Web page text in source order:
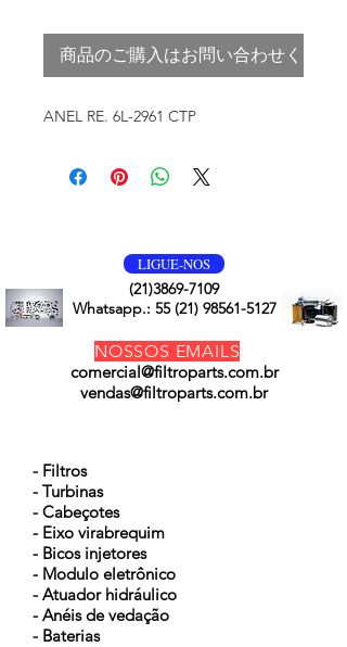
商品のご購入はお問い合わせください
ANEL RE. 6L-2961 CTP
LIGUE-NOS
(21)3869-7109
Whatsapp.: 55 (21) 98561-5127
NOSSOS EMAILS
comercial@filtroparts.com.br
vendas@filtroparts.com.br
- Filtros
- Turbinas
- Cabeçotes
- Eixo virabrequim
- Bicos injetores
- Modulo eletrônico
- Atuador hidráulico
- Anéis de vedação
- Baterias